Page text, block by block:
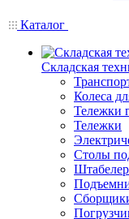
Каталог
Складская
Колеса
Тележки
Тележки
Столы